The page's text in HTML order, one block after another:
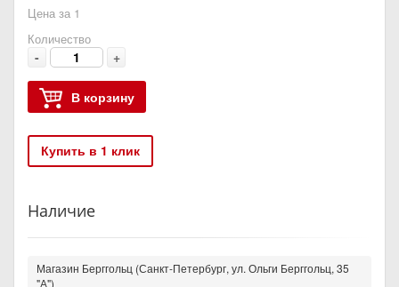
Цена за 1
Количество
- +
В корзину
Купить в 1 клик
Наличие
Магазин Берггольц (Санкт-Петербург, ул. Ольги Берггольц, 35
"А")